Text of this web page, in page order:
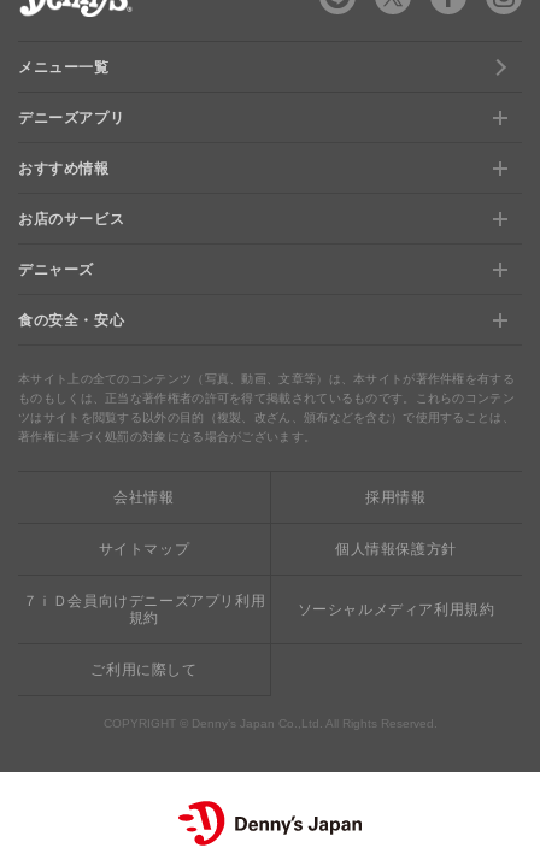
メニュー一覧
デニーズアプリ
新規登録、移行方法について
特典と交換できる！「デニーズポイント」
ステージアップでさらにお得！「ぷに」
最新情報をチェック
おすすめ情報
おすすめ情報
【店舗限定】ドキドキくじ
夏のデニーズめぐり
ウェルネス
完全メシ
お店のサービス
お店のサービス
地域の使える商品券&子育て支援サービス
ブルーシーフード
ドリンクバー1杯お持ち帰り
デニャーズ
デニャーズ
わくわくファイル
デニャーズまんが
食の安全・安心
食の安全・安心
食の安全・安心への取り組み
本サイト上の全てのコンテンツ（写真、動画、文章等）は、本サイトが著作件権を有する
ものもしくは、正当な著作権者の許可を得て掲載されているものです。これらのコンテン
ツはサイトを閲覧する以外の目的（複製、改ざん、頒布などを含む）で使用することは、
著作権に基づく処罰の対象になる場合がございます。
会社情報 採用情報
サイトマップ 個人情報保護方針
７ｉＤ会員向けデニーズアプリ利用
規約
ソーシャルメディア利用規約
ご利用に際して
COPYRIGHT © Denny’s Japan Co.,Ltd. All Rights Reserved.